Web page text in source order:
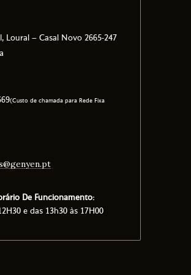
Loural – Casal Novo 2665-247
(Custo de chamada para Rede Fixa
De Funcionamento:
e das 13h30 às 17H00